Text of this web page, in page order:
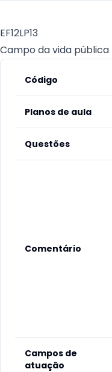
EF12LP13
Campo da vida pública
Código
Planos de aula
Questões
Comentário
Campos de
atuação